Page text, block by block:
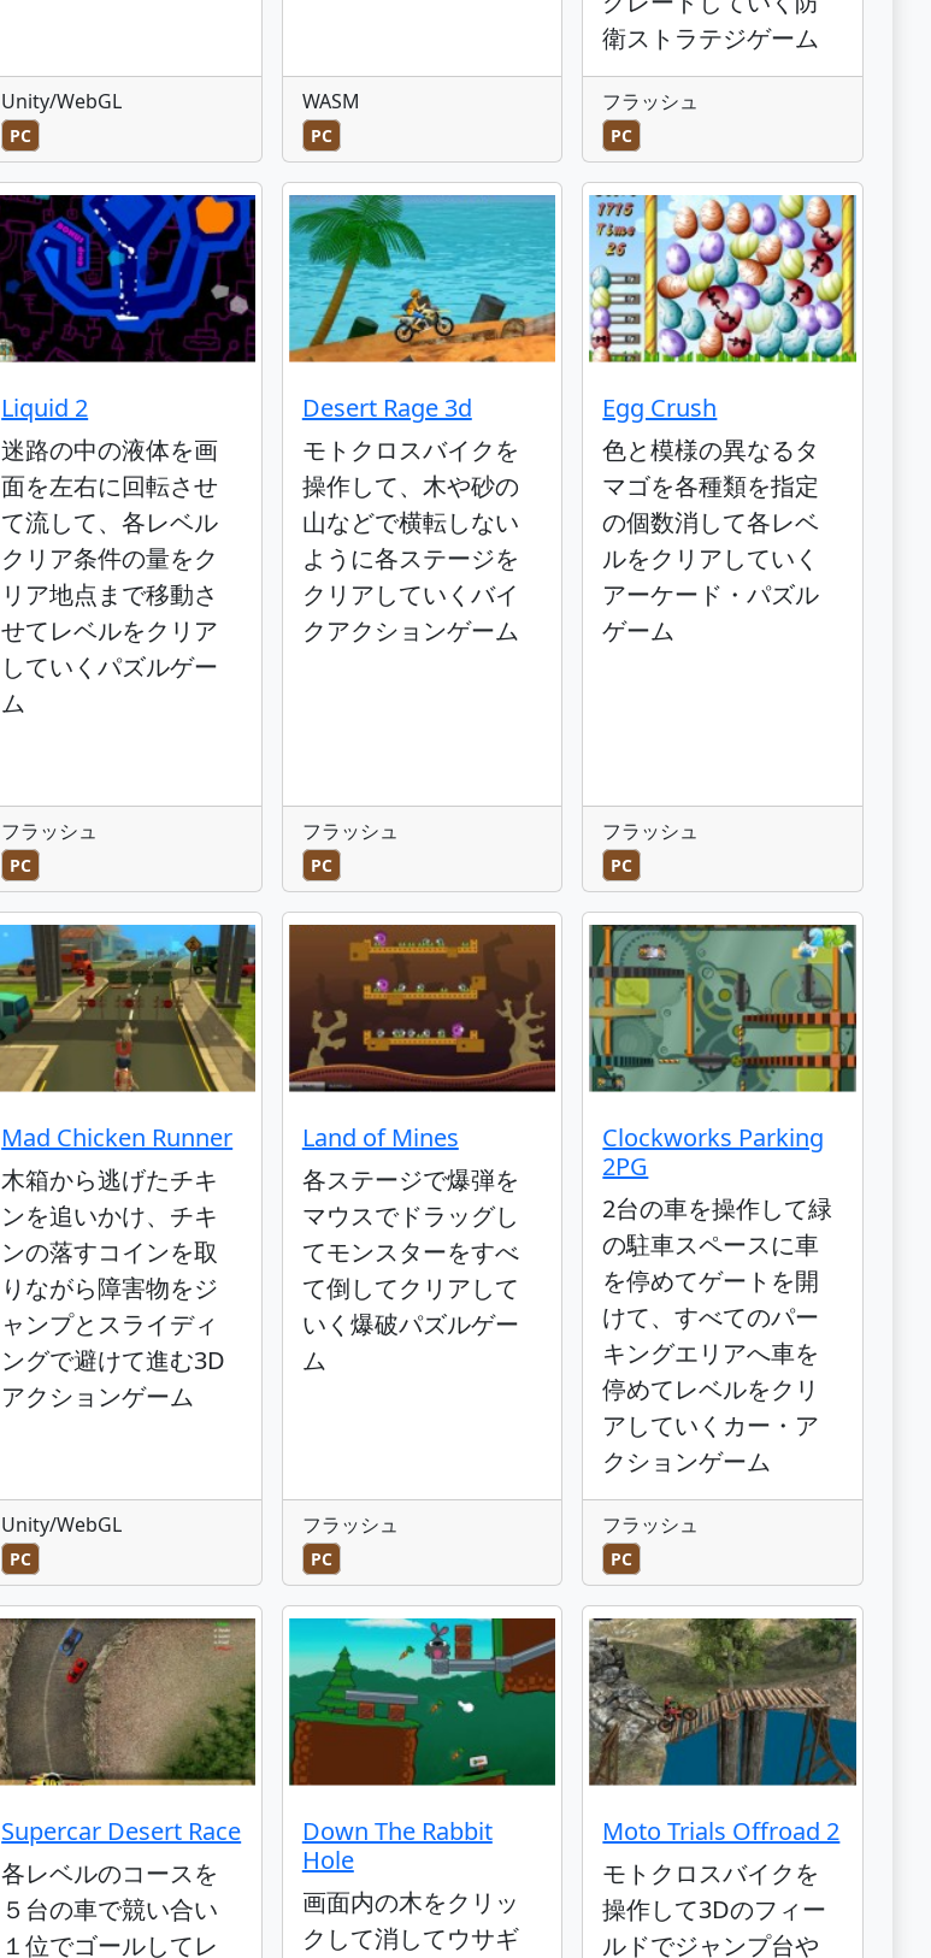
Unity/WebGL
PC
WASM
PC
衛ストラテジゲーム
フラッシュ
PC
Liquid 2
迷路の中の液体を画
面を左右に回転させ
て流して、各レベル
クリア条件の量をク
リア地点まで移動さ
せてレベルをクリア
していくパズルゲー
ム
フラッシュ
PC
Desert Rage 3d
モトクロスバイクを
操作して、木や砂の
山などで横転しない
ように各ステージを
クリアしていくバイ
クアクションゲーム
フラッシュ
PC
Egg Crush
色と模様の異なるタ
マゴを各種類を指定
の個数消して各レベ
ルをクリアしていく
アーケード・パズル
ゲーム
フラッシュ
PC
Mad Chicken Runner
木箱から逃げたチキ
ンを追いかけ、チキ
ンの落すコインを取
りながら障害物をジ
ャンプとスライディ
ングで避けて進む3D
アクションゲーム
Unity/WebGL
PC
Land of Mines
各ステージで爆弾を
マウスでドラッグし
てモンスターをすべ
て倒してクリアして
いく爆破パズルゲー
ム
フラッシュ
PC
Clockworks Parking
2PG
2台の車を操作して緑
の駐車スペースに車
を停めてゲートを開
けて、すべてのパー
キングエリアへ車を
停めてレベルをクリ
アしていくカー・ア
クションゲーム
フラッシュ
PC
Supercar Desert Race
各レベルのコースを
５台の車で競い合い
１位でゴールしてレ
Down The Rabbit
Hole
画面内の木をクリッ
クして消してウサギ
Moto Trials Offroad 2
モトクロスバイクを
操作して3Dのフィー
ルドでジャンプ台や